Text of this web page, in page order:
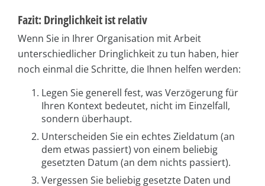
Fazit: Dringlichkeit ist relativ
Wenn Sie in Ihrer Organisation mit Arbeit
unterschiedlicher Dringlichkeit zu tun haben, hier
noch einmal die Schritte, die Ihnen helfen werden:
Legen Sie generell fest, was Verzögerung für
Ihren Kontext bedeutet, nicht im Einzelfall,
sondern überhaupt.
Unterscheiden Sie ein echtes Zieldatum (an
dem etwas passiert) von einem beliebig
gesetzten Datum (an dem nichts passiert).
Vergessen Sie beliebig gesetzte Daten und